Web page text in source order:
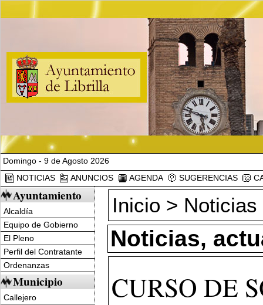
Domingo - 9 de Agosto 2026
NOTICIAS
ANUNCIOS AGENDA SUGERENCIAS
Ayuntamiento
Alcaldía
Equipo de Gobierno
El Pleno
Perfil del Contratante
Ordenanzas
Municipio
Callejero
Inicio > Noticias
Noticias,
CURSO DE